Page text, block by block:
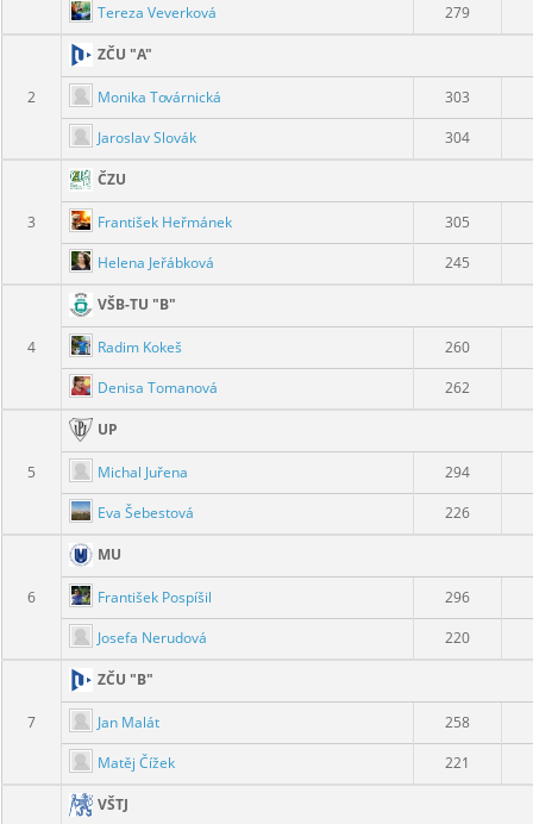
Tereza Veverková
279
2
ZČU "A"
Monika Továrnická
303
Jaroslav Slovák
304
3
ČZU
František Heřmánek
305
Helena Jeřábková
245
4
VŠB-TU "B"
Radim Kokeš
260
Denisa Tomanová
262
5
UP
Michal Juřena
294
Eva Šebestová
226
6
MU
František Pospíšil
296
Josefa Nerudová
220
7
ZČU "B"
Jan Malát
258
Matěj Čížek
221
VŠTJ